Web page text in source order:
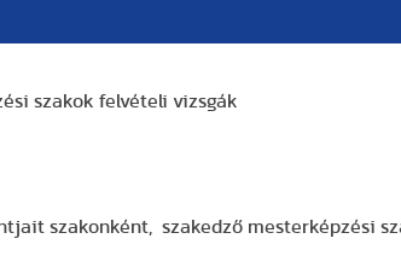
szakok felvételi vizsgák
szakonként, szakedző mesterképzési